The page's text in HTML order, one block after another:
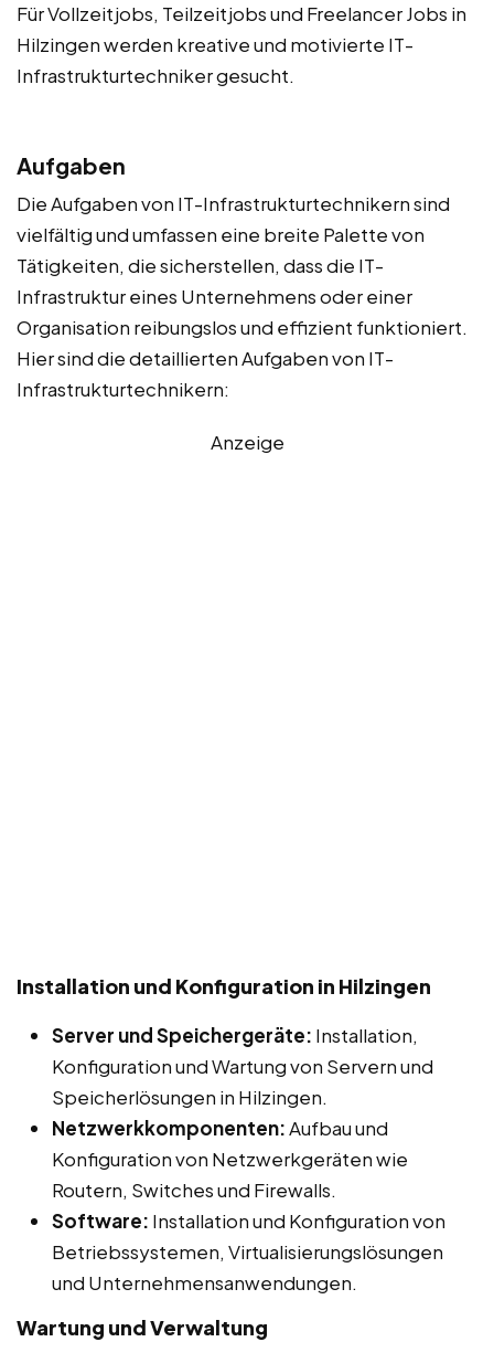
Für Vollzeitjobs, Teilzeitjobs und Freelancer Jobs in
Hilzingen werden kreative und motivierte IT-
Infrastrukturtechniker gesucht.
Aufgaben
Die Aufgaben von IT-Infrastrukturtechnikern sind
vielfältig und umfassen eine breite Palette von
Tätigkeiten, die sicherstellen, dass die IT-
Infrastruktur eines Unternehmens oder einer
Organisation reibungslos und effizient funktioniert.
Hier sind die detaillierten Aufgaben von IT-
Infrastrukturtechnikern:
Anzeige
Installation und Konfiguration in Hilzingen
Server und Speichergeräte: Installation,
Konfiguration und Wartung von Servern und
Speicherlösungen in Hilzingen.
Netzwerkkomponenten:Aufbau und
Konfiguration von Netzwerkgeräten wie
Routern, Switches und Firewalls.
Software: Installation und Konfiguration von
Betriebssystemen, Virtualisierungslösungen
und Unternehmensanwendungen.
Wartung und Verwaltung